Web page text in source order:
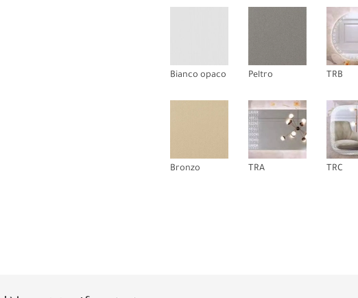
Bianco opaco
Bronzo
Peltro
TRA
TRB
TRC